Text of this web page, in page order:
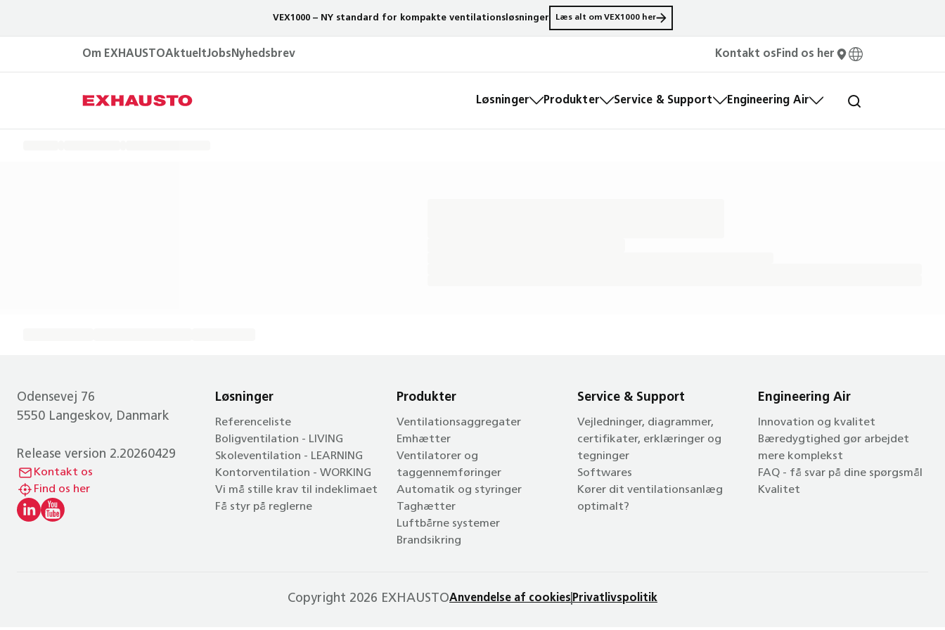
VEX1000 – NY standard for kompakte ventilationsløsninger Læs alt om VEX1000 her
Om EXHAUSTOAktueltJobs Nyhedsbrev Kontakt os Find os her
Løsninger Produkter Service & Support Engineering Air
Odensevej 76
5550 Langeskov, Danmark
Release version 2.20260429
Kontakt os
Find os her
Løsninger
Referenceliste
Boligventilation - LIVING
Skoleventilation - LEARNING
Kontorventilation - WORKING
Vi må stille krav til indeklimaet
Få styr på reglerne
Produkter
Ventilationsaggregater
Emhætter
Ventilatorer og
taggennemføringer
Automatik og styringer
Taghætter
Luftbårne systemer
Brandsikring
Service & Support
Vejledninger, diagrammer,
certifikater, erklæringer og
tegninger
Softwares
Kører dit ventilationsanlæg
optimalt?
Engineering Air
Innovation og kvalitet
Bæredygtighed gør arbejdet
mere komplekst
FAQ - få svar på dine spørgsmål
Kvalitet
Copyright 2026 EXHAUSTOAnvendelse af cookies Privatlivspolitik